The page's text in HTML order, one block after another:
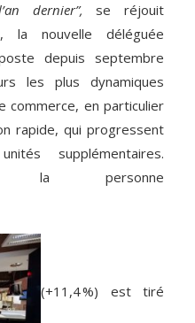
dernier”, se réjouit
la nouvelle déléguée
depuis septembre
les plus dynamiques
commerce, en particulier
rapide, qui progressent
supplémentaires.
la personne
(+11,4 %) est tiré